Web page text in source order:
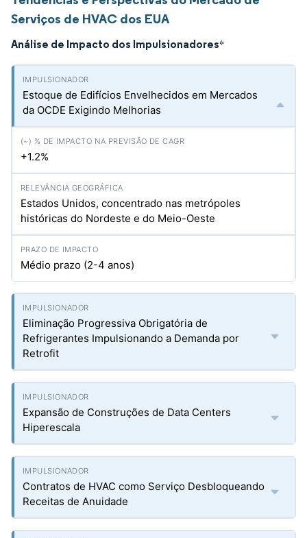
Serviços de HVAC dos EUA
Análise de Impacto dos Impulsionadores*
Estoque de Edifícios Envelhecidos em Mercados
da OCDE Exigindo Melhorias
+1.2%
Estados Unidos, concentrado nas metrópoles
históricas do Nordeste e do Meio-Oeste
Médio prazo (2-4 anos)
Eliminação Progressiva Obrigatória de
Refrigerantes Impulsionando a Demanda por
Retrofit
Expansão de Construções de Data Centers
Hiperescala
Contratos de HVAC como Serviço Desbloqueando
Receitas de Anuidade